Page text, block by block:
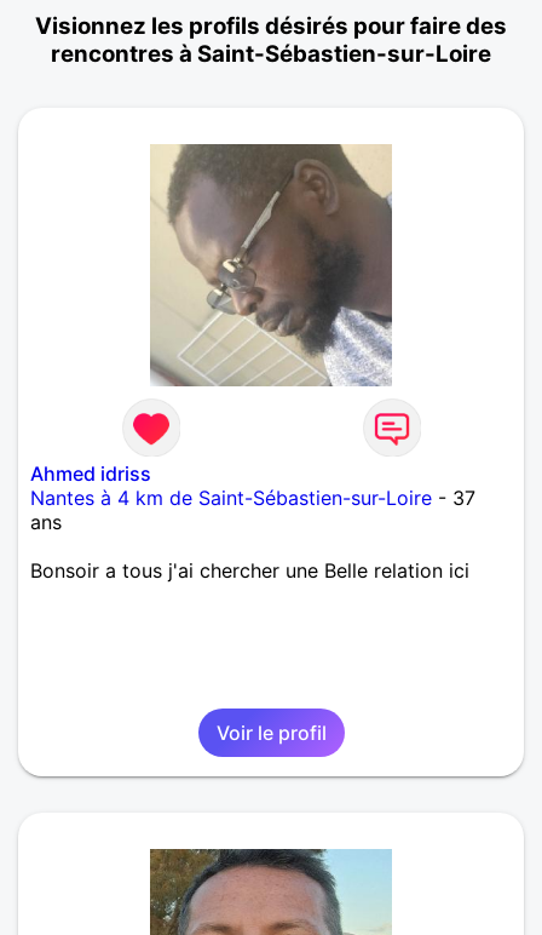
Visionnez les profils désirés pour faire des
rencontres à Saint-Sébastien-sur-Loire
Ahmed idriss
Nantes à 4 km de Saint-Sébastien-sur-Loire - 37
ans
Bonsoir a tous j'ai chercher une Belle relation ici
Voir le profil